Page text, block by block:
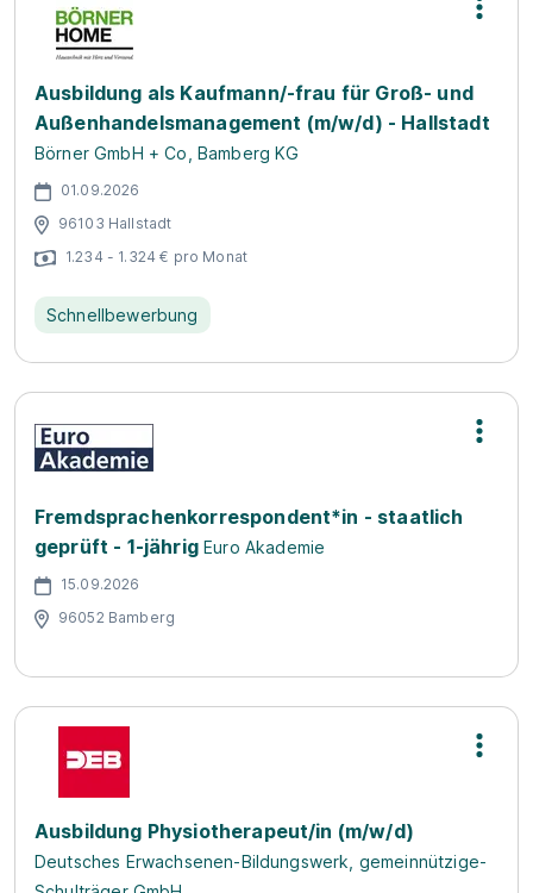
Ausbildung als Kaufmann/-frau für Groß- und
Außenhandelsmanagement (m/w/d) - Hallstadt
Börner GmbH + Co, Bamberg KG
01.09.2026
96103 Hallstadt
1.234 - 1.324 € pro Monat
Schnellbewerbung
Fremdsprachenkorrespondent*in - staatlich
geprüft - 1-jährig Euro Akademie
15.09.2026
96052 Bamberg
Ausbildung Physiotherapeut/in (m/w/d)
Deutsches Erwachsenen-Bildungswerk, gemeinnützige-